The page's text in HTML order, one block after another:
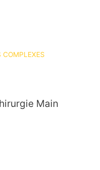
COMPLEXES
Main